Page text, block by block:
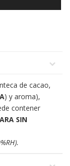
de cacao,
) y aroma),
contener
SIN